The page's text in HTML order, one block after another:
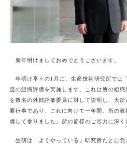
新年明けましておめでとうございます。
年明け早々の1月に、生産技術研究所では
度の組織評価を実施します。これは所の組
を数名の外部評価委員に対して説明し、大
要行事であり、これに向けて一年間、所の
備して参りました。所の皆様のご尽力に深く
生研は「よくやっている」研究所だと自負